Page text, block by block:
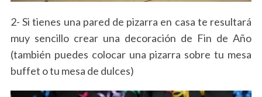
2- Si tienes una pared de pizarra en casa te resultará
muy sencillo crear una decoración de Fin de Año
(también puedes colocar una pizarra sobre tu mesa
buffet o tu mesa de dulces)